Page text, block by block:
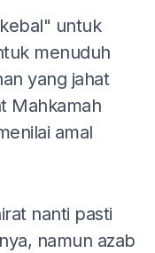
untuk
menuduh
yang jahat
Mahkamah
amal
nanti pasti
namun azab